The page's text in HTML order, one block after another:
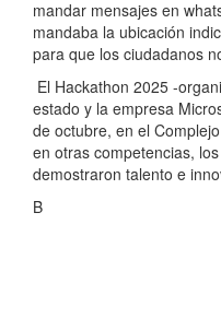
mandar mensajes en
mandaba la ubicación
para que los ciudadanos
El Hackathon 2025 -
estado y la empresa
de octubre, en el
en otras competencias,
demostraron talento e
B